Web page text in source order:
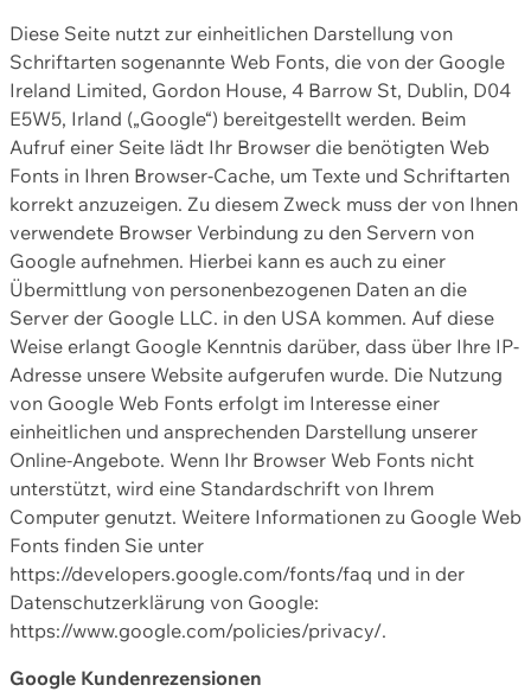
Diese Seite nutzt zur einheitlichen Darstellung von
Schriftarten sogenannte Web Fonts, die von der Google
Ireland Limited, Gordon House, 4 Barrow St, Dublin, D04
E5W5, Irland („Google“) bereitgestellt werden. Beim
Aufruf einer Seite lädt Ihr Browser die benötigten Web
Fonts in Ihren Browser-Cache, um Texte und Schriftarten
korrekt anzuzeigen. Zu diesem Zweck muss der von Ihnen
verwendete Browser Verbindung zu den Servern von
Google aufnehmen. Hierbei kann es auch zu einer
Übermittlung von personenbezogenen Daten an die
Server der Google LLC. in den USA kommen. Auf diese
Weise erlangt Google Kenntnis darüber, dass über Ihre IP-
Adresse unsere Website aufgerufen wurde. Die Nutzung
von Google Web Fonts erfolgt im Interesse einer
einheitlichen und ansprechenden Darstellung unserer
Online-Angebote. Wenn Ihr Browser Web Fonts nicht
unterstützt, wird eine Standardschrift von Ihrem
Computer genutzt. Weitere Informationen zu Google Web
Fonts finden Sie unter
https://developers.google.com/fonts/faq und in der
Datenschutzerklärung von Google:
https://www.google.com/policies/privacy/.
Google Kundenrezensionen